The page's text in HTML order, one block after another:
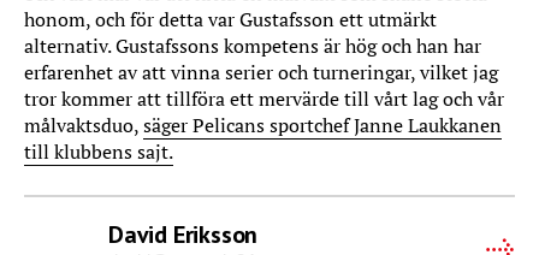
honom, och för detta var Gustafsson ett utmärkt
alternativ. Gustafssons kompetens är hög och han har
erfarenhet av att vinna serier och turneringar, vilket jag
tror kommer att tillföra ett mervärde till vårt lag och vår
målvaktsduo,säger Pelicans sportchef Janne Laukkanen
till klubbens sajt.
David Eriksson